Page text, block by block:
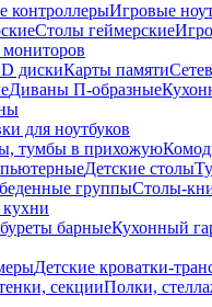
контроллерыИгровые
Столы геймерские
дискиКарты памяти
Диваны П-образные
для ноутбуков
тумбы в прихожую
Детские столы
группыСтолы-
барныеКухонный
Детские кроватки-
секцииПолки,